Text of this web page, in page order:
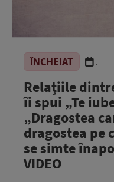
ÎNCHEIAT .
Relațiile
îi spui „Te
„Dragostea
dragostea pe
se simte
VIDEO